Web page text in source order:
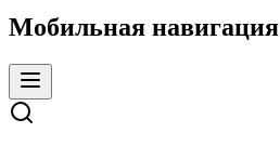
Мобильная навигация